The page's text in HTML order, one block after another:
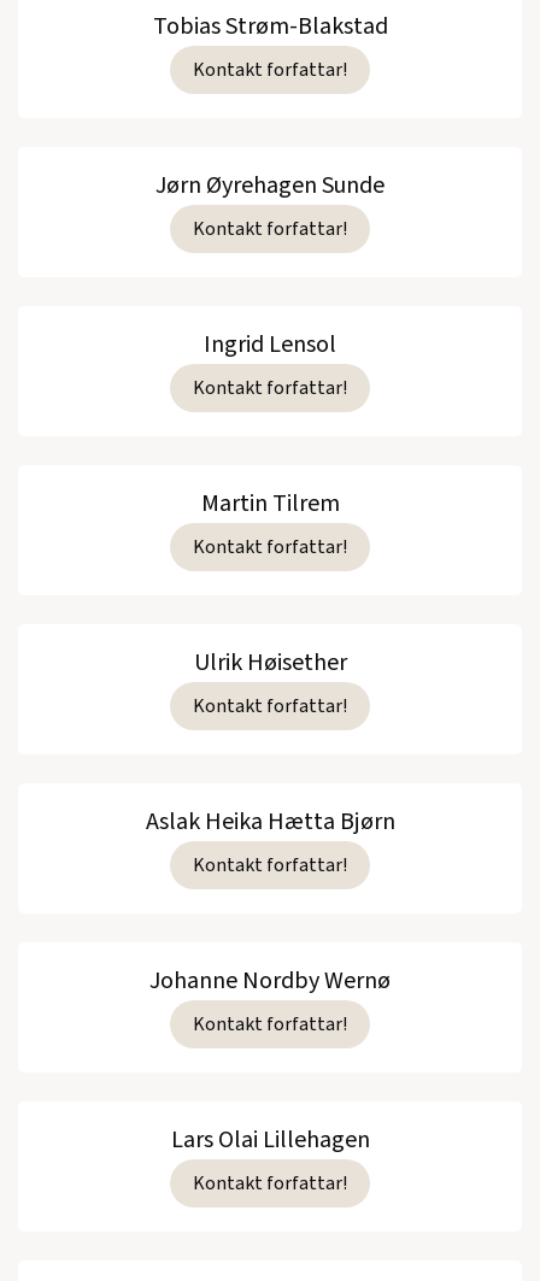
Tobias Strøm-Blakstad
Kontakt forfattar!
Jørn Øyrehagen Sunde
Kontakt forfattar!
Ingrid Lensol
Kontakt forfattar!
Martin Tilrem
Kontakt forfattar!
Ulrik Høisether
Kontakt forfattar!
Aslak Heika Hætta Bjørn
Kontakt forfattar!
Johanne Nordby Wernø
Kontakt forfattar!
Lars Olai Lillehagen
Kontakt forfattar!